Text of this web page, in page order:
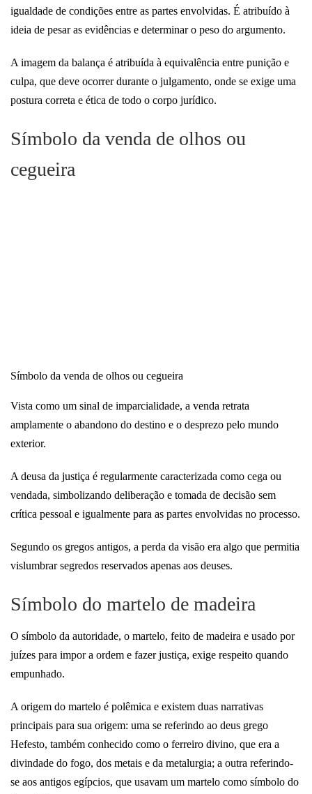
igualdade de condições entre as partes envolvidas. É atribuído à
ideia de pesar as evidências e determinar o peso do argumento.
A imagem da balança é atribuída à equivalência entre punição e
culpa, que deve ocorrer durante o julgamento, onde se exige uma
postura correta e ética de todo o corpo jurídico.
Símbolo da venda de olhos ou
cegueira
Símbolo da venda de olhos ou cegueira
Vista como um sinal de imparcialidade, a venda retrata
amplamente o abandono do destino e o desprezo pelo mundo
exterior.
A deusa da justiça é regularmente caracterizada como cega ou
vendada, simbolizando deliberação e tomada de decisão sem
crítica pessoal e igualmente para as partes envolvidas no processo.
Segundo os gregos antigos, a perda da visão era algo que permitia
vislumbrar segredos reservados apenas aos deuses.
Símbolo do martelo de madeira
O símbolo da autoridade, o martelo, feito de madeira e usado por
juízes para impor a ordem e fazer justiça, exige respeito quando
empunhado.
A origem do martelo é polêmica e existem duas narrativas
principais para sua origem: uma se referindo ao deus grego
Hefesto, também conhecido como o ferreiro divino, que era a
divindade do fogo, dos metais e da metalurgia; a outra referindo-
se aos antigos egípcios, que usavam um martelo como símbolo do